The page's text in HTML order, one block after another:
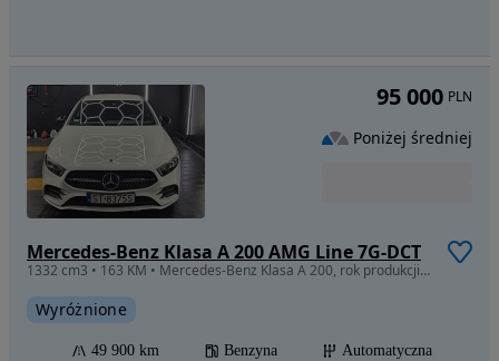
Mercedes-Benz Klasa A 200 AMG Line 7G-DCT
1332 cm3 • 163 KM • Mercedes-Benz Klasa A 200, rok produkcji 2021 z przebiegiem 44900 km
Wyróżnione
49 900 km Benzyna
Automatyczna
95 000 PLN
Poniżej średniej